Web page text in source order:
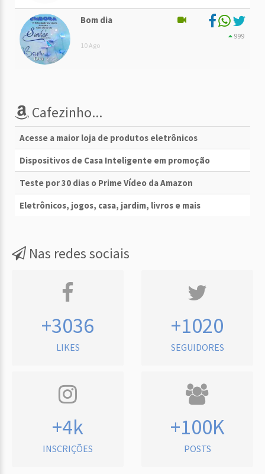
Bom dia
10 Ago
999
Cafezinho...
Acesse a maior loja de produtos eletrônicos
Dispositivos de Casa Inteligente em promoção
Teste por 30 dias o Prime Vídeo da Amazon
Eletrônicos, jogos, casa, jardim, livros e mais
Nas redes sociais
+3036
LIKES
+1020
SEGUIDORES
+4k
INSCRIÇÕES
+100K
POSTS